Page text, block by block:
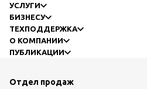
УСЛУГИ
БИЗНЕСУ
ТЕХПОДДЕРЖКА
О КОМПАНИИ
ПУБЛИКАЦИИ
Отдел продаж